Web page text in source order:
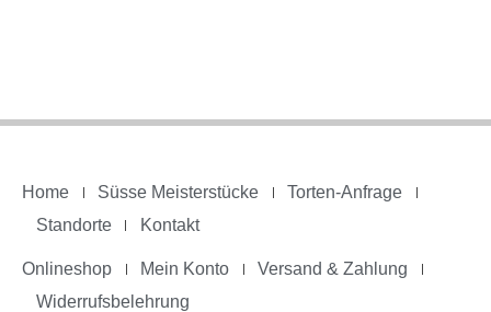
Home Süsse Meisterstücke
Torten-Anfrage
Standorte
Kontakt
Onlineshop Mein Konto
Versand & Zahlung
Widerrufsbelehrung